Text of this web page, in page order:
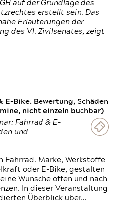
auf der Grundlage des
erstellt sein. Das
Erläuterungen der
des VI. Zivilsenates, zeigt
E-Bike: Bewertung, Schäden
nicht einzeln buchbar)
Fahrrad & E-
und
Fahrrad. Marke, Werkstoffe
oder E-Bike, gestalten
Wünsche offen und nach
In dieser Veranstaltung
Überblick über…